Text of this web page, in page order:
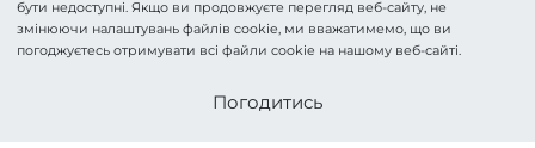
Фрези
Пінцети
Стати партнером
бути недоступні. Якщо ви продовжуєте перегляд веб-сайту, не
змінюючи налаштувань файлів cookie, ми вважатимемо, що ви
погоджуєтесь отримувати всі файли cookie на нашому веб-сайті.
Погодитись